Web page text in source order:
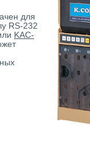
для
RS-232
KAC-